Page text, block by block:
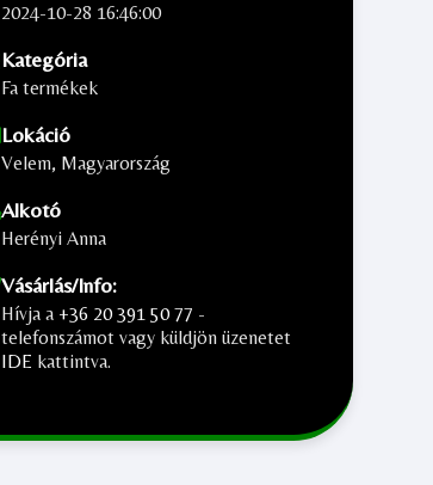
2024-10-28 16:46:00
Kategória
Fa termékek
Lokáció
Velem, Magyarország
Alkotó
Herényi Anna
Vásárlás/Info:
Hívja a +36 20 391 50 77 -
telefonszámot vagy küldjön üzenetet
IDE kattintva.